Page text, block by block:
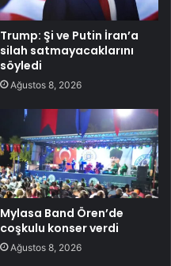
Trump: Şi ve Putin İran’a
silah satmayacaklarını
söyledi
Ağustos 8, 2026
Mylasa Band Ören’de
coşkulu konser verdi
Ağustos 8, 2026